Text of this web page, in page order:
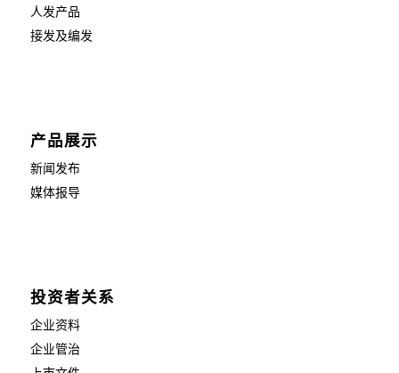
人发产品
接发及编发
产品展示
新闻发布
媒体报导
投资者关系
企业资料
企业管治